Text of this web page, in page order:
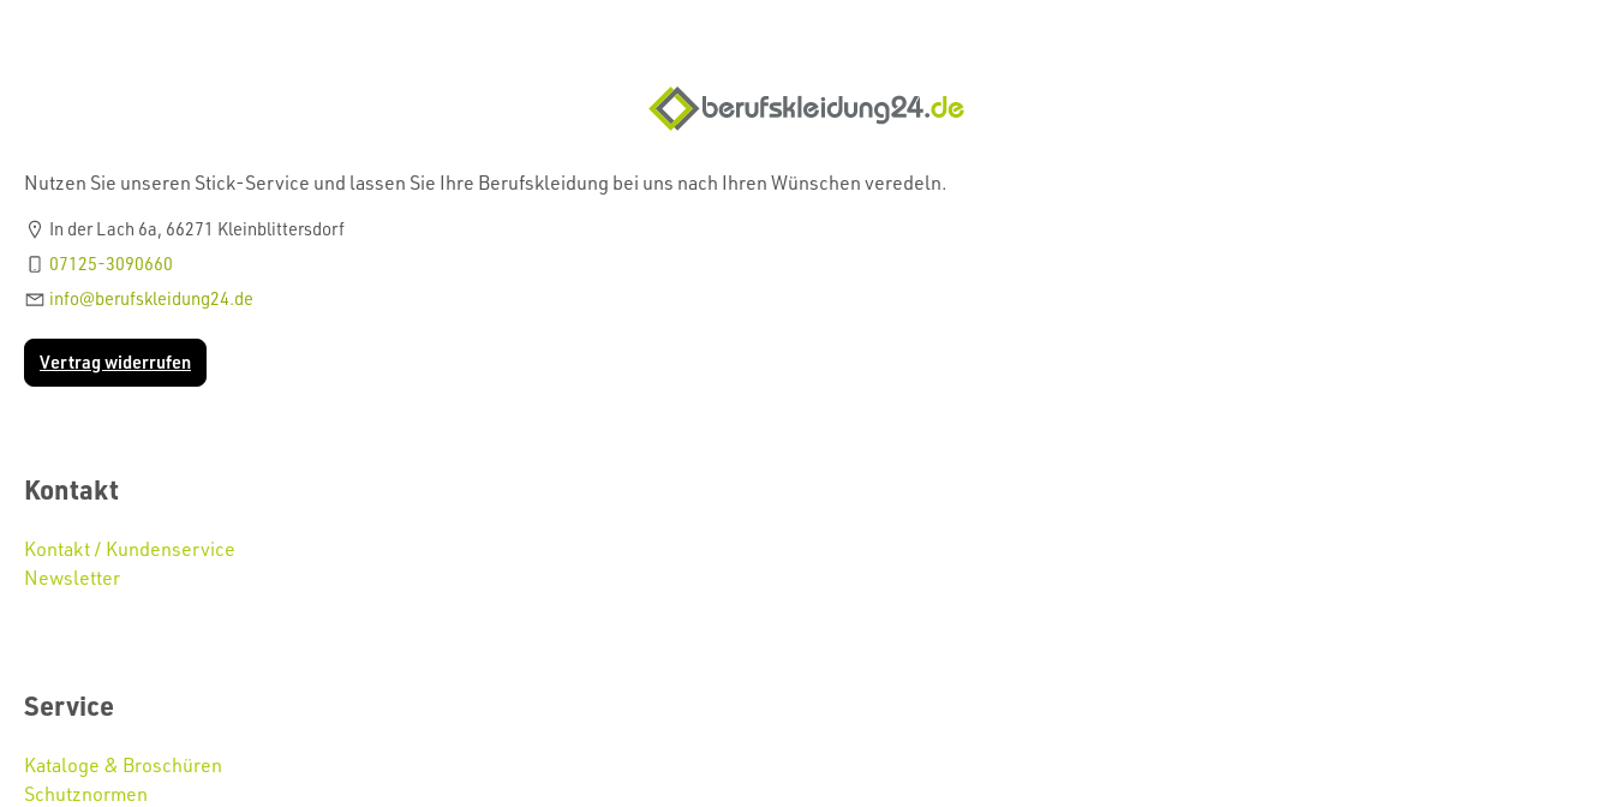
Nutzen Sie unseren Stick-Service und lassen Sie Ihre Berufskleidung bei uns nach Ihren Wünschen veredeln.
In der Lach 6a, 66271 Kleinblittersdorf
07125-3090660
info@berufskleidung24.de
Vertrag widerrufen
Kontakt
Kontakt / Kundenservice
Newsletter
Service
Kataloge & Broschüren
Schutznormen